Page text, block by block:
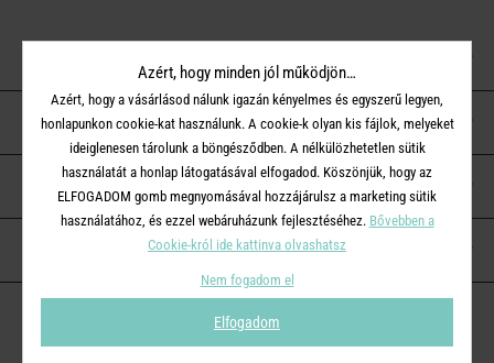
ÜGYFÉLSZOLGÁLAT
A BUTLERS-RŐL
KAPCSOLAT
Azért, hogy minden jól működjön…
Azért, hogy a vásárlásod nálunk igazán kényelmes és egyszerű legyen,
honlapunkon cookie-kat használunk. A cookie-k olyan kis fájlok, melyeket
ideiglenesen tárolunk a böngésződben. A nélkülözhetetlen sütik
használatát a honlap látogatásával elfogadod. Köszönjük, hogy az
ELFOGADOM gomb megnyomásával hozzájárulsz a marketing sütik
használatához, és ezzel webáruházunk fejlesztéséhez. Bővebben a
Cookie-król ide kattinva olvashatsz
Nem fogadom el
Elfogadom